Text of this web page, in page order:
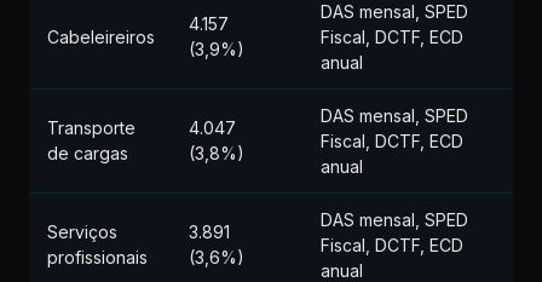
Cabeleireiros
4.157
(3,9%)
DAS mensal, SPED
Fiscal, DCTF, ECD
anual
Transporte
de cargas
4.047
(3,8%)
DAS mensal, SPED
Fiscal, DCTF, ECD
anual
Serviços
profissionais
3.891
(3,6%)
DAS mensal, SPED
Fiscal, DCTF, ECD
anual